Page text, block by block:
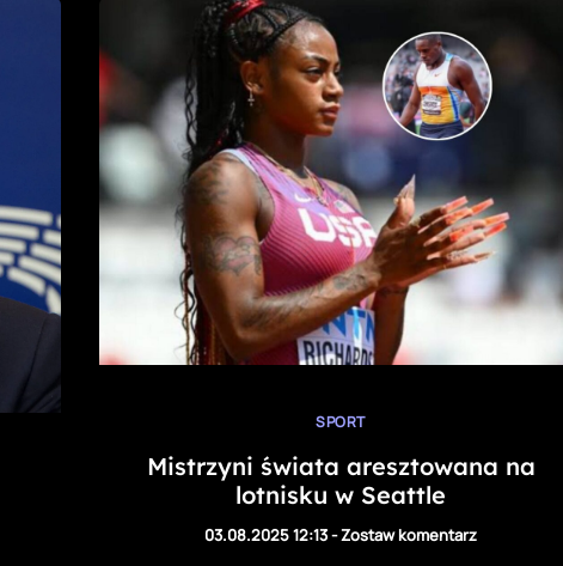
SPORT
Mistrzyni świata aresztowana na
lotnisku w Seattle
03.08.2025 12:13-Zostaw komentarz